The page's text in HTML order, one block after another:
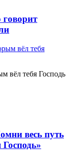
говорит
вёл тебя Господь
весь путь